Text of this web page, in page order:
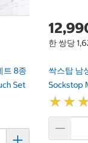
트 8종
Set
한 쌍당
싹스탑 남
Sockstop
★★
★★